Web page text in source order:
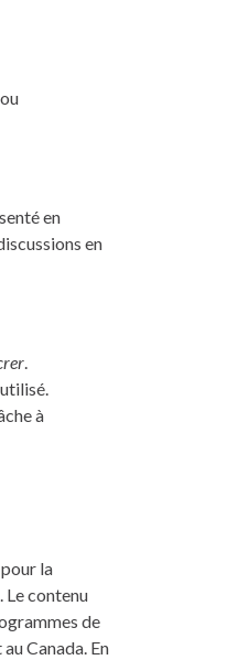
en
en
.
à
la
Le contenu
de
Canada. En